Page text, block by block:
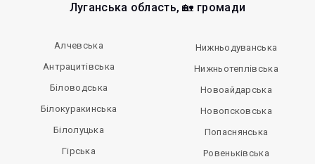
Луганська область, 🏡 громади
Алчевська
Антрацитівська
Біловодська
Білокуракинська
Білолуцька
Гірська
Нижньодуванська
Нижньотеплівська
Новоайдарська
Новопсковська
Попаснянська
Ровеньківська